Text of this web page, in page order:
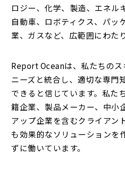
ロジー、化学、製造、エネル
自動車、ロボティクス、パッ
業、ガスなど、広範囲にわたり
Report Oceanは、私たちの
ニーズと統合し、適切な専門
できると信じています。私た
籍企業、製品メーカー、中小
アップ企業を含むクライアン
も効果的なソリューションを
ずに働いています。